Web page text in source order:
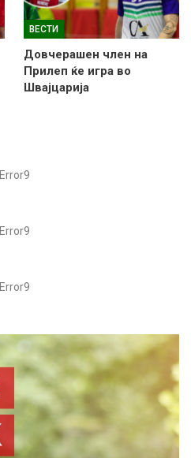
ВЕСТИ
Довчерашен член на
Прилеп ќе игра во
Швајцарија
Error9
Error9
Error9